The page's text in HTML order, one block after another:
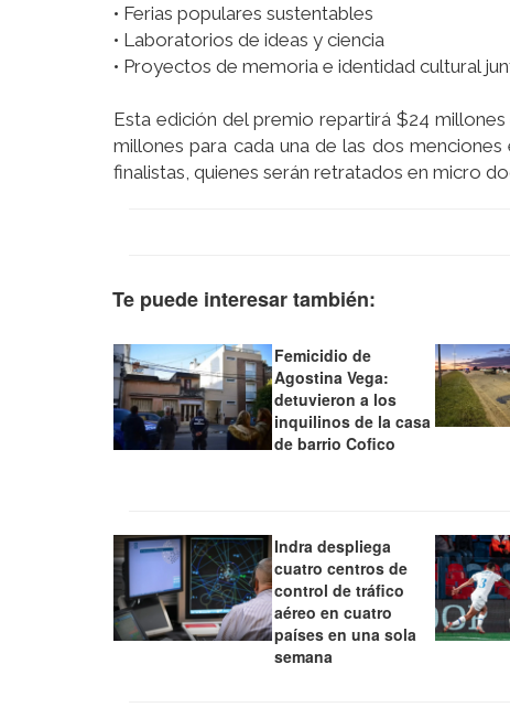
• Ferias populares sustentables
• Laboratorios de ideas y ciencia
• Proyectos de memoria e identidad cultural
Esta edición del premio repartirá $24
millones para cada una de las dos
finalistas, quienes serán retratados en micro
Te puede interesar también:
Femicidio de
Agostina Vega:
detuvieron a los
inquilinos de la casa
de barrio Cofico
Indra despliega
cuatro centros de
control de tráfico
aéreo en cuatro
países en una sola
semana